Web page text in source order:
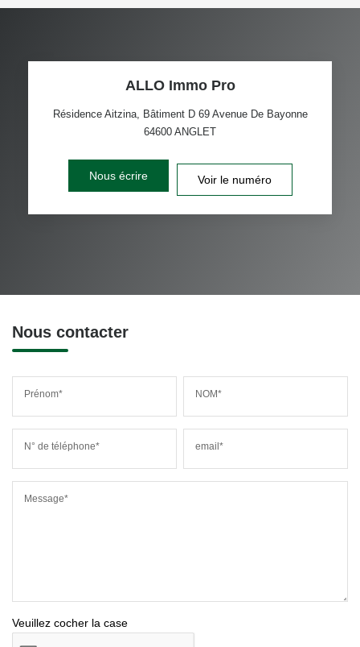
ALLO Immo Pro
Résidence Aitzina, Bâtiment D 69 Avenue De Bayonne
64600 ANGLET
Nous écrire Voir le numéro
Nous contacter
Prénom* NOM*
N° de téléphone* email*
Message*
Veuillez cocher la case